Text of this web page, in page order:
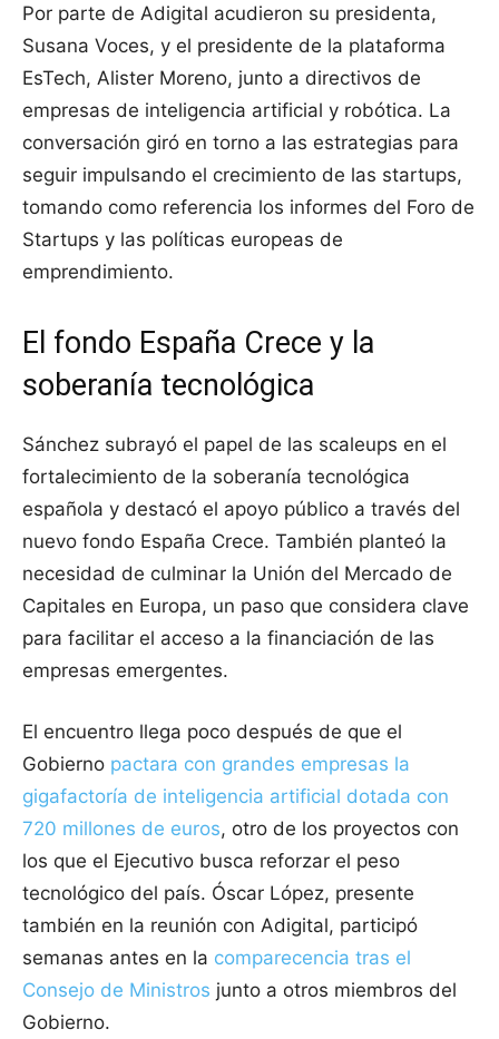
Por parte de Adigital acudieron su presidenta,
Susana Voces, y el presidente de la plataforma
EsTech, Alister Moreno, junto a directivos de
empresas de inteligencia artificial y robótica. La
conversación giró en torno a las estrategias para
seguir impulsando el crecimiento de las startups,
tomando como referencia los informes del Foro de
Startups y las políticas europeas de
emprendimiento.
El fondo España Crece y la
soberanía tecnológica
Sánchez subrayó el papel de las scaleups en el
fortalecimiento de la soberanía tecnológica
española y destacó el apoyo público a través del
nuevo fondo España Crece. También planteó la
necesidad de culminar la Unión del Mercado de
Capitales en Europa, un paso que considera clave
para facilitar el acceso a la financiación de las
empresas emergentes.
El encuentro llega poco después de que el
Gobierno pactara con grandes empresas la
gigafactoría de inteligencia artificial dotada con
720 millones de euros, otro de los proyectos con
los que el Ejecutivo busca reforzar el peso
tecnológico del país. Óscar López, presente
también en la reunión con Adigital, participó
semanas antes en la comparecencia tras el
Consejo de Ministros junto a otros miembros del
Gobierno.